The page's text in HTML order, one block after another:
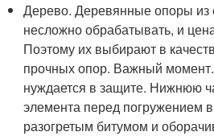
Дерево. Деревянные опоры из
несложно обрабатывать, и
Поэтому их выбирают в
прочных опор. Важный
нуждается в защите. Нижнюю
элемента перед погружением
разогретым битумом и